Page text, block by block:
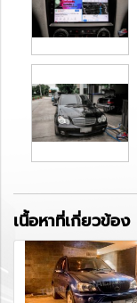
เนื้อหาที่เกี่ยวข้อง